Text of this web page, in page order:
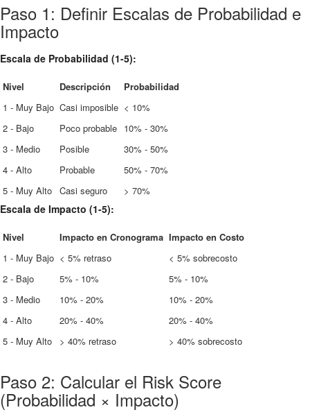
Paso 1: Definir Escalas de Probabilidad e
Impacto
Escala de Probabilidad (1-5):
Nivel Descripción
Probabilidad
1 - Muy Bajo Casi imposible < 10%
2 - Bajo
Poco probable 10% - 30%
3 - Medio
Posible
30% - 50%
4 - Alto
Probable
50% - 70%
5 - Muy Alto Casi seguro > 70%
Escala de Impacto (1-5):
Nivel Impacto en Cronograma Impacto en Costo
1 - Muy Bajo < 5% retraso
< 5% sobrecosto
2 - Bajo
5% - 10%
5% - 10%
3 - Medio
10% - 20%
10% - 20%
4 - Alto
20% - 40%
20% - 40%
5 - Muy Alto
> 40% retraso > 40% sobrecosto
Paso 2: Calcular el Risk Score
(Probabilidad × Impacto)